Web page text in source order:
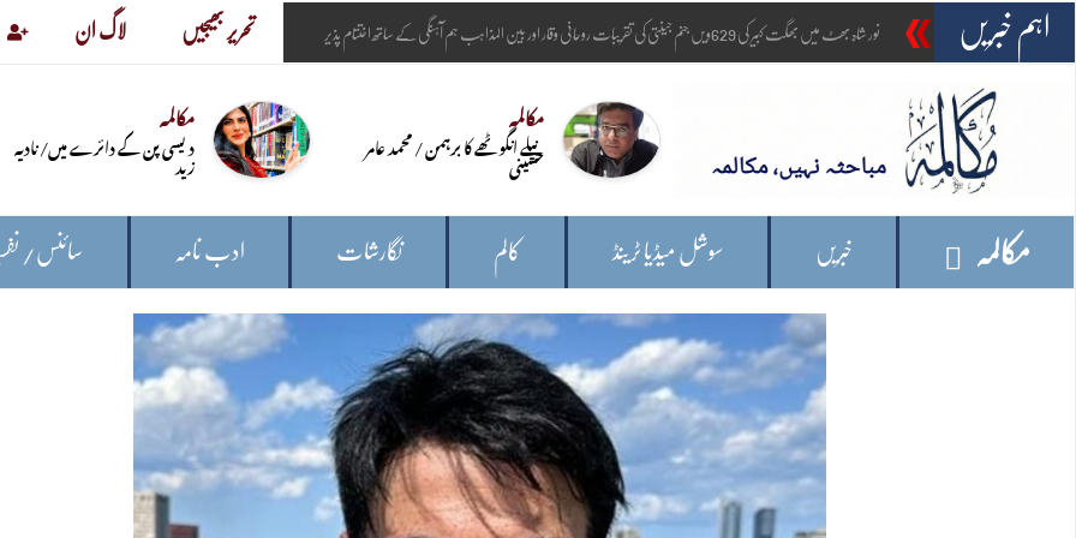
تحریر بھیجیں لاگ ان اہم خبریں امریکہ: وائٹ ہاؤس کے قریب اہلکا-
مکالمہ
نیلے انگوٹھے کا برہمن / محمد عامر
حسینی
مکالمہ
دیسی پن کے دائرے میں/ نادیہ
زید
مکالمہ خبریں سوشل میڈیا ٹرینڈ کالم نگارشات ادب نامہ سائنس/